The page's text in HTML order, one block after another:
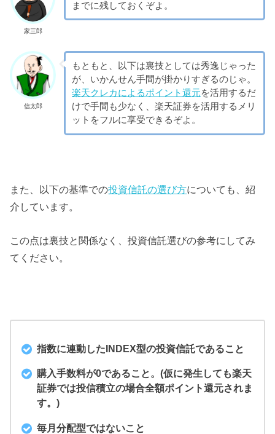
家三郎
までに残しておくぞよ。
信太郎
もともと、以下は裏技としては秀逸じゃった
が、いかんせん手間が掛かりすぎるのじゃ。
楽天クレカによるポイント還元を活用するだ
けで手間も少なく、楽天証券を活用するメリ
ットをフルに享受できるぞよ。
また、以下の基準での投資信託の選び方についても、紹
介しています。
この点は裏技と関係なく、投資信託選びの参考にしてみ
てください。
指数に連動したINDEX型の投資信託であること
購入手数料が0であること。(仮に発生しても楽天
証券では投信積立の場合全額ポイント還元されま
す。)
毎月分配型ではないこと